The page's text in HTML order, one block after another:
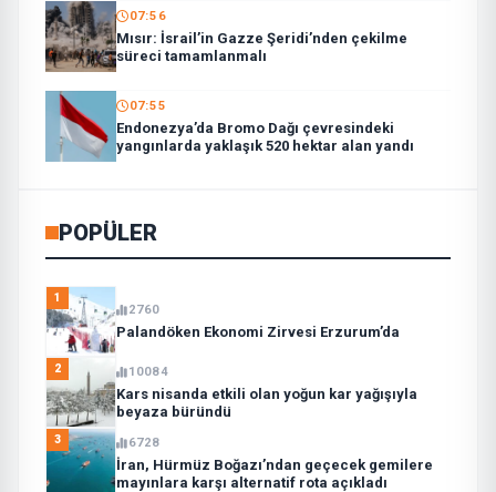
07:56
Mısır: İsrail’in Gazze Şeridi’nden çekilme
süreci tamamlanmalı
07:55
Endonezya’da Bromo Dağı çevresindeki
yangınlarda yaklaşık 520 hektar alan yandı
POPÜLER
1
2760
Palandöken Ekonomi Zirvesi Erzurum’da
2 10084
Kars nisanda etkili olan yoğun kar yağışıyla
beyaza büründü
3 6728
İran, Hürmüz Boğazı’ndan geçecek gemilere
mayınlara karşı alternatif rota açıkladı